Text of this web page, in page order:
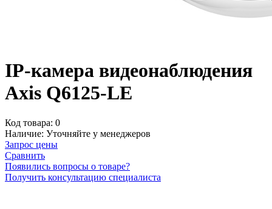
IP-камера видеонаблюдения
Axis Q6125-LE
Код товара: 0
Наличие: Уточняйте у менеджеров
Запрос цены
Сравнить
Появились вопросы о товаре?
Получить консультацию специалиста